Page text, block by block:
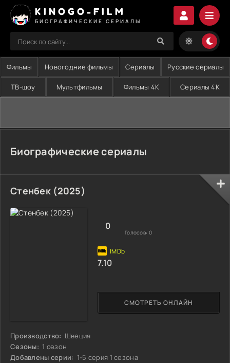
KINOGO-FILM
БИОГРАФИЧЕСКИЕ СЕРИАЛЫ
Фильмы Новогодние фильмы Сериалы Русские сериалы
ТВ-шоу Мультфильмы Фильмы 4K Сериалы 4K
Биографические сериалы
Стенбек (2025)
Производство: Швеция
Сезоны: 1 сезон
Добавлены серии: 1-5 серия 1 сезона
СМОТРЕТЬ ОНЛАЙН
0
Голосов: 0
7.10